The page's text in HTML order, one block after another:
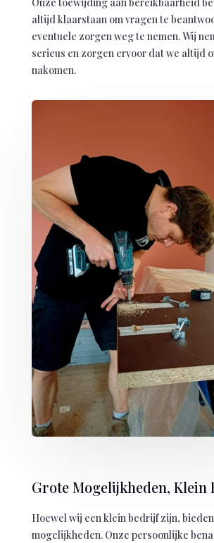
altijd klaarstaan om vragen te
eventuele zorgen weg te nemen. Wij
serieus en zorgen ervoor dat we altijd
nakomen.
Grote Mogelijkheden, Klein
Hoewel wij een klein bedrijf zijn,
mogelijkheden. Onze persoonlijke